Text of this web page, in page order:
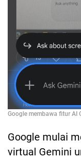
Google membawa fitur AI
Google mulai
virtual Gemini